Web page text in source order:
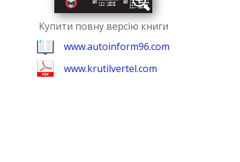
Купити повну версію книги
www.autoinform96.com
www.krutilvertel.com